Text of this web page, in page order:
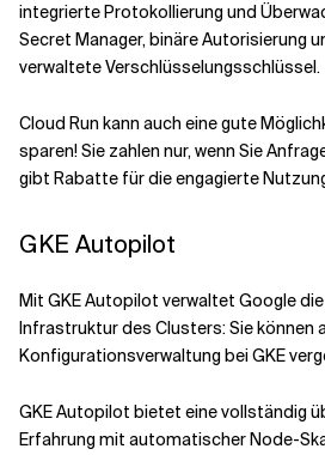
integrierte Protokollierung und
Secret Manager, binäre Autorisierung
verwaltete Verschlüsselungsschlüssel.
Cloud Run kann auch eine gute
sparen! Sie zahlen nur, wenn Sie
gibt Rabatte für die engagierte
GKE Autopilot
Mit GKE Autopilot verwaltet Google
Infrastruktur des Clusters: Sie können
Konfigurationsverwaltung bei GKE
GKE Autopilot bietet eine vollständig
Erfahrung mit automatischer Node-